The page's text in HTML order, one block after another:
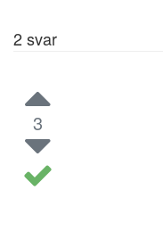
2svar
3